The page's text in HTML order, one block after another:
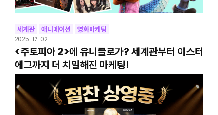
세계관 애니메이션 영화마케팅
2025. 12. 02
<주토피아 2>에 유니클로가? 세계관부터 이스터
에그까지 더 치밀해진 마케팅!